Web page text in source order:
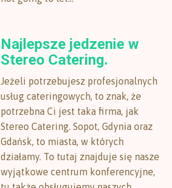
Najlepsze jedzenie w
Stereo Catering.
Jeżeli potrzebujesz profesjonalnych
usług cateringowych, to znak, że
potrzebna Ci jest taka firma, jak
Stereo Catering. Sopot, Gdynia oraz
Gdańsk, to miasta, w których
działamy. To tutaj znajduje się nasze
wyjątkowe centrum konferencyjne,